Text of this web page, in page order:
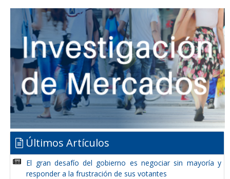
Últimos Artículos
El gran desafío del gobierno es negociar sin mayoría y
responder a la frustración de sus votantes